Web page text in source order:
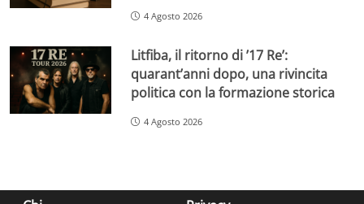
4 Agosto 2026
Litfiba, il ritorno di ’17 Re’:
quarant’anni dopo, una rivincita
politica con la formazione storica
4 Agosto 2026